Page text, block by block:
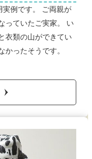
実例です。 ご両親が
っていたご実家。 い
衣類の山ができてい
かったそうです。